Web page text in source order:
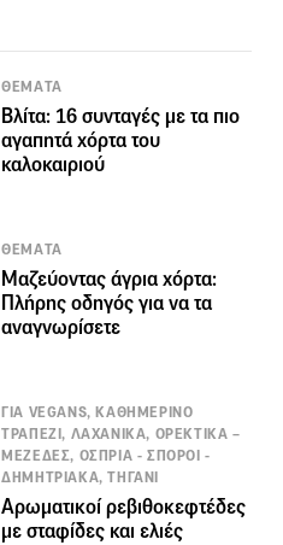
ΘΕΜΑΤΑ
Βλίτα: 16 συνταγές με τα πιο
αγαπητά χόρτα του
καλοκαιριού
ΘΕΜΑΤΑ
Μαζεύοντας άγρια χόρτα:
Πλήρης οδηγός για να τα
αναγνωρίσετε
ΓΙΑ VEGANS, ΚΑΘΗΜΕΡΙΝΟ
ΤΡΑΠΕΖΙ, ΛΑΧΑΝΙΚΑ, ΟΡΕΚΤΙΚΑ –
ΜΕΖΕΔΕΣ, ΟΣΠΡΙΑ - ΣΠΟΡΟΙ -
ΔΗΜΗΤΡΙΑΚΑ, ΤΗΓΑΝΙ
Αρωματικοί ρεβιθοκεφτέδες
με σταφίδες και ελιές